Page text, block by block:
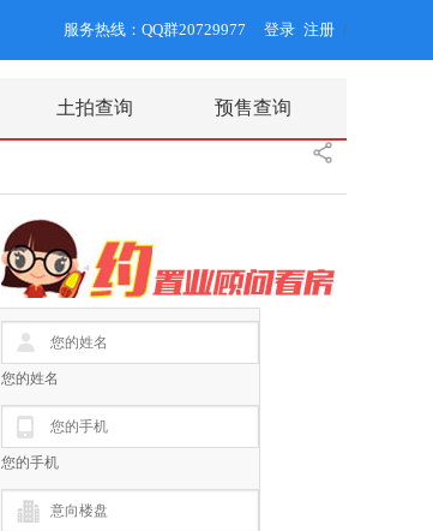
服务热线：QQ群20729977 登录 /
注册
土拍查询 预售查询
您的姓名
您的手机